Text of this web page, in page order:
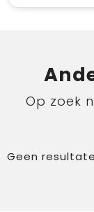
Op zoek
Geen